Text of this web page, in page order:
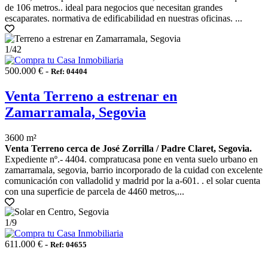
de 106 metros.. ideal para negocios que necesitan grandes
escaparates. normativa de edificabilidad en nuestras oficinas. ...
1/42
500.000 € - Ref: 04404
Venta Terreno a estrenar en
Zamarramala, Segovia
3600 m²
Venta Terreno cerca de José Zorrilla / Padre Claret, Segovia.
Expediente nº.- 4404. compratucasa pone en venta suelo urbano en
zamarramala, segovia, barrio incorporado de la cuidad con excelente
comunicación con valladolid y madrid por la a-601. . el solar cuenta
con una superficie de parcela de 4460 metros,...
1/9
611.000 € - Ref: 04655